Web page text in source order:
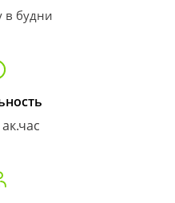
в будни